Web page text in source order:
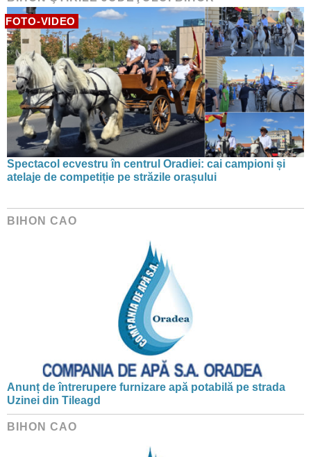
FOTO-VIDEO
Spectacol ecvestru în centrul Oradiei: cai campioni și
atelaje de competiție pe străzile orașului
BIHON CAO
Anunț de întrerupere furnizare apă potabilă pe strada
Uzinei din Tileagd
BIHON CAO